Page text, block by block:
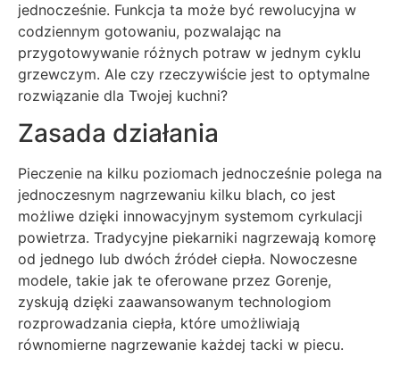
jednocześnie. Funkcja ta może być rewolucyjna w
codziennym gotowaniu, pozwalając na
przygotowywanie różnych potraw w jednym cyklu
grzewczym. Ale czy rzeczywiście jest to optymalne
rozwiązanie dla Twojej kuchni?
Zasada działania
Pieczenie na kilku poziomach jednocześnie polega na
jednoczesnym nagrzewaniu kilku blach, co jest
możliwe dzięki innowacyjnym systemom cyrkulacji
powietrza. Tradycyjne piekarniki nagrzewają komorę
od jednego lub dwóch źródeł ciepła. Nowoczesne
modele, takie jak te oferowane przez Gorenje,
zyskują dzięki zaawansowanym technologiom
rozprowadzania ciepła, które umożliwiają
równomierne nagrzewanie każdej tacki w piecu.